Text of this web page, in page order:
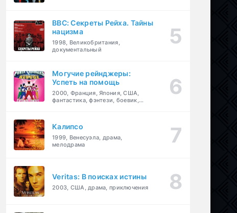
BBC: Секреты Рейха. Тайны
нацизма
1998, Великобритания,
документальный
Могучие рейнджеры:
Успеть на помощь
2000, Франция, Япония, США,
фантастика, фэнтези, боевик,
Калипсо
1999, Венесуэла, драма,
мелодрама
Veritas: В поисках истины
2003, США, драма, приключения